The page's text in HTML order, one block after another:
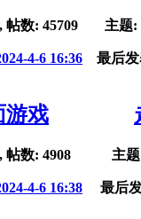
帖数: 45709
4-6 16:36
主题:
最后
游戏
帖数: 4908
4-6 16:38
主
最后